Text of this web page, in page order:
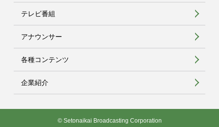
テレビ番組
アナウンサー
各種コンテンツ
企業紹介
© Setonaikai Broadcasting Corporation